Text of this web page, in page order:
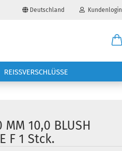
Deutschland Kundenlogin
REISSVERSCHLÜSSE
MM 10,0 BLUSH
F 1 Stck.